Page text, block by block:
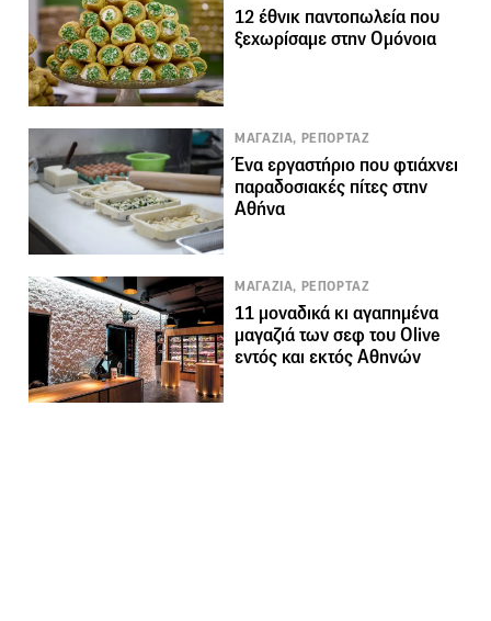
12 έθνικ παντοπωλεία που
ξεχωρίσαμε στην Ομόνοια
ΜΑΓΑΖΙΑ, ΡΕΠΟΡΤΑΖ
Ένα εργαστήριο που φτιάχνει
παραδοσιακές πίτες στην
Αθήνα
ΜΑΓΑΖΙΑ, ΡΕΠΟΡΤΑΖ
11 μοναδικά κι αγαπημένα
μαγαζιά των σεφ του Olive
εντός και εκτός Αθηνών